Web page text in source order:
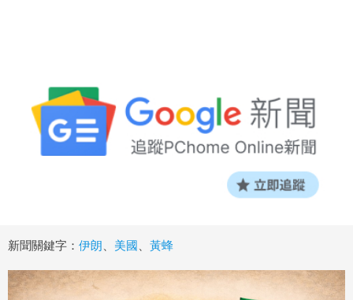
新聞關鍵字： 伊朗 美國 黃蜂